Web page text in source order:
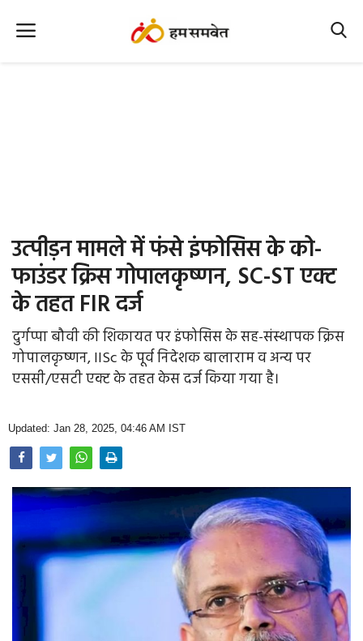
Office Office
Political Gossips
Farm & Food
Opinion
Photo Gallery
Home
उत्‍पीड़न मामले में फंसे इंफोसिस के को-
फाउंडर क्रिस गोपालकृष्‍णन, SC-ST एक्‍ट
के तहत FIR दर्ज
दुर्गप्पा बौवी की शिकायत पर इंफोसिस के सह-संस्थापक क्रिस
गोपालकृष्णन, IISc के पूर्व निदेशक बालाराम व अन्य पर
एससी/एसटी एक्ट के तहत केस दर्ज किया गया है।
Updated: Jan 28, 2025, 04:46 AM IST